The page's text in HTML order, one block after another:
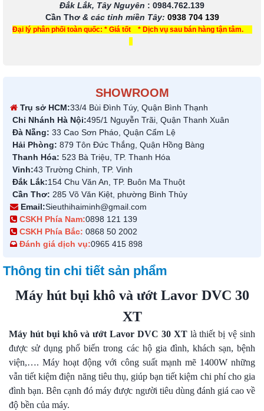
Đắk Lắk, Tây Nguyên : 0984.762.139
Cần Thơ & các tỉnh miền Tây: 0938 704 139
Đại lý phân phối toàn quốc: * Giá tốt * Dịch vụ sau bán hàng tận tâm.
SHOWROOM
Trụ sở HCM:33/4 Bùi Đình Túy, Quận Bình Thạnh
Chi Nhánh Hà Nội:495/1 Nguyễn Trãi, Quận Thanh Xuân
Đà Nẵng: 33 Cao Sơn Pháo, Quận Cẩm Lệ
Hải Phòng: 879 Tôn Đức Thắng, Quận Hồng Bàng
Thanh Hóa: 523 Bà Triệu, TP. Thanh Hóa
Vinh:43 Trường Chinh, TP. Vinh
Đắk Lắk:154 Chu Văn An, TP. Buôn Ma Thuột
Cần Thơ: 285 Võ Văn Kiệt, phường Bình Thủy
Email:Sieuthihaiminh@gmail.com
CSKH Phía Nam:0898 121 139
CSKH Phía Bắc: 0868 50 2002
Đánh giá dịch vụ:0965 415 898
Thông tin chi tiết sản phẩm
Máy hút bụi khô và ướt Lavor DVC 30
XT
Máy hút bụi khô và ướt Lavor DVC 30 XTlà thiết bị vệ sinh
được sử dụng phổ biến trong các hộ gia đình, khách sạn, bệnh
viện,…. Máy hoạt động với công suất mạnh mẽ 1400W những
vẫn tiết kiệm điện năng tiêu thụ, giúp bạn tiết kiệm chi phí cho gia
đình bạn. Bên cạnh đó máy được người tiêu dùng đánh giá cao về
độ bền của máy.